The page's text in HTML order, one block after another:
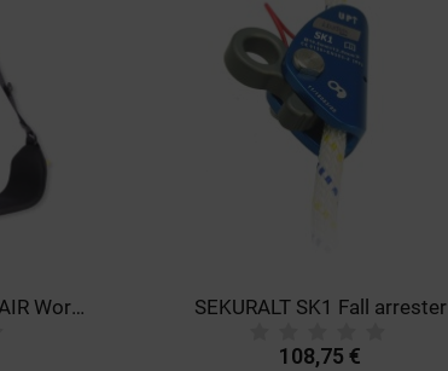
SEKURALT SITTING CHAIR Work chair SEKURALT SK1 Fall arrester
108,75 €